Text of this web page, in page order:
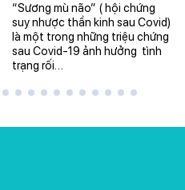
“Sương mù não” ( hội chứng
suy nhược thần kinh sau Covid)
là một trong những triệu chứng
sau Covid-19 ảnh hưởng tình
trạng rối…